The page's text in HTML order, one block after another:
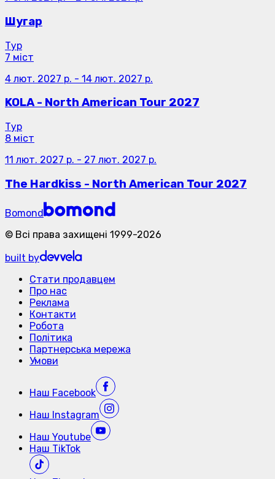
Шугар
Тур
7 міст
4 лют. 2027 р. - 14 лют. 2027 р.
KOLA - North American Tour 2027
Тур
8 міст
11 лют. 2027 р. - 27 лют. 2027 р.
The Hardkiss - North American Tour 2027
Bomond
© Всі права захищені 1999-2026
built by
Стати продавцем
Про нас
Реклама
Контакти
Робота
Політика
Партнерська мережа
Умови
Наш Facebook
Наш Instagram
Наш Youtube
Наш TikTok